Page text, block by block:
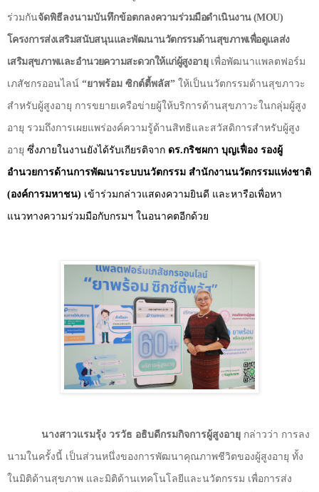
ร่วมกันจัดพิธีลงนามบันทึกข้อตกลงความร่วมมือดำเนินงาน (MOU)
โครงการส่งเสริมสนับสนุนและพัฒนานวัตกรรมด้านสุขภาพเพื่อดูแลส่ง
เสริมสุขภาพและอำนวยความสะดวกให้แก่ผู้สูงอายุเพื่อพัฒนาแพลตฟอร์ม
เภสัชกรออนไลน์ “ยาพร้อม ซิกต์ตี้พลัส” ให้เป็นนวัตกรรมด้านสุขภาวะ
สำหรับผู้สูงอายุ การขยายเครือข่ายผู้ให้บริการด้านสุขภาวะในกลุ่มผู้สูง
อายุ รวมถึงการเผยแพร่องค์ความรู้ด้านสิทธิและสวัสดิการสำหรับผู้สูง
อายุ ซึ่งภายในงานยังได้รับเกียรติจาก ดร.กริชผกา บุญเฟื่อง รองผู้
อำนวยการด้านการพัฒนาระบบนวัตกรรม สำนักงานนวัตกรรมแห่งชาติ
(องค์การมหาชน) เข้าร่วมกล่าวแสดงความยินดี และหารือเพื่อหา
แนวทางความร่วมมือกับกรมฯ ในอนาคตอีกด้วย
นางสาวแรมรุ้ง วรวัธ อธิบดีกรมกิจการผู้สูงอายุ กล่าวว่า การลง
นามในครั้งนี้ เป็นส่วนหนึ่งของการพัฒนาคุณภาพชีวิตของผู้สูงอายุ ทั้ง
ในมิติด้านสุขภาพ และมิติด้านเทคโนโลยีและนวัตกรรม เพื่อการส่ง